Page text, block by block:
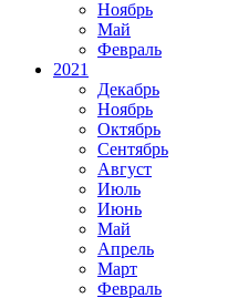
Ноябрь
Май
Февраль
2021
Декабрь
Ноябрь
Октябрь
Сентябрь
Август
Июль
Июнь
Май
Апрель
Март
Февраль